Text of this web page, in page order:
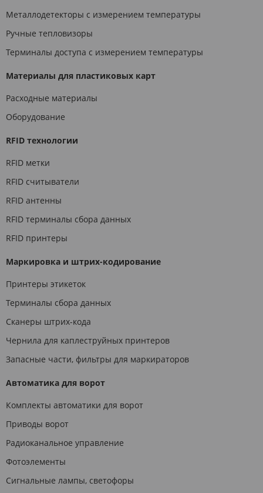
Металлодетекторы с измерением температуры
Ручные тепловизоры
Терминалы доступа с измерением температуры
Материалы для пластиковых карт
Расходные материалы
Оборудование
RFID технологии
RFID метки
RFID считыватели
RFID антенны
RFID терминалы сбора данных
RFID принтеры
Маркировка и штрих-кодирование
Принтеры этикеток
Терминалы сбора данных
Сканеры штрих-кода
Чернила для каплеструйных принтеров
Запасные части, фильтры для маркираторов
Автоматика для ворот
Комплекты автоматики для ворот
Приводы ворот
Радиоканальное управление
Фотоэлементы
Сигнальные лампы, светофоры